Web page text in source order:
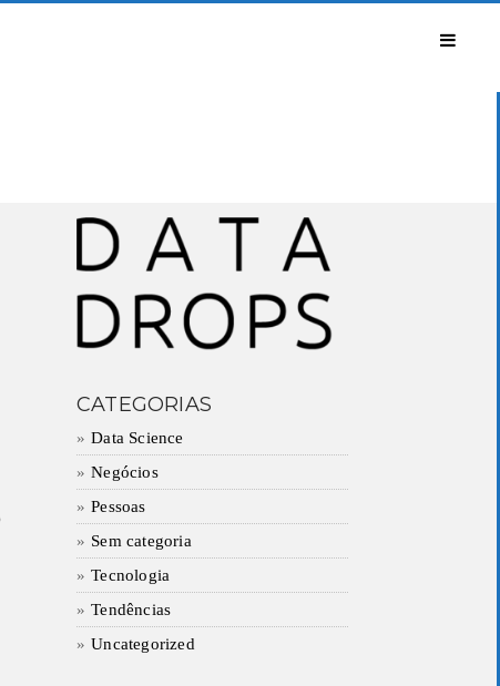
CATEGORIAS
Data Science
Negócios
Pessoas
Sem categoria
Tecnologia
Tendências
Uncategorized